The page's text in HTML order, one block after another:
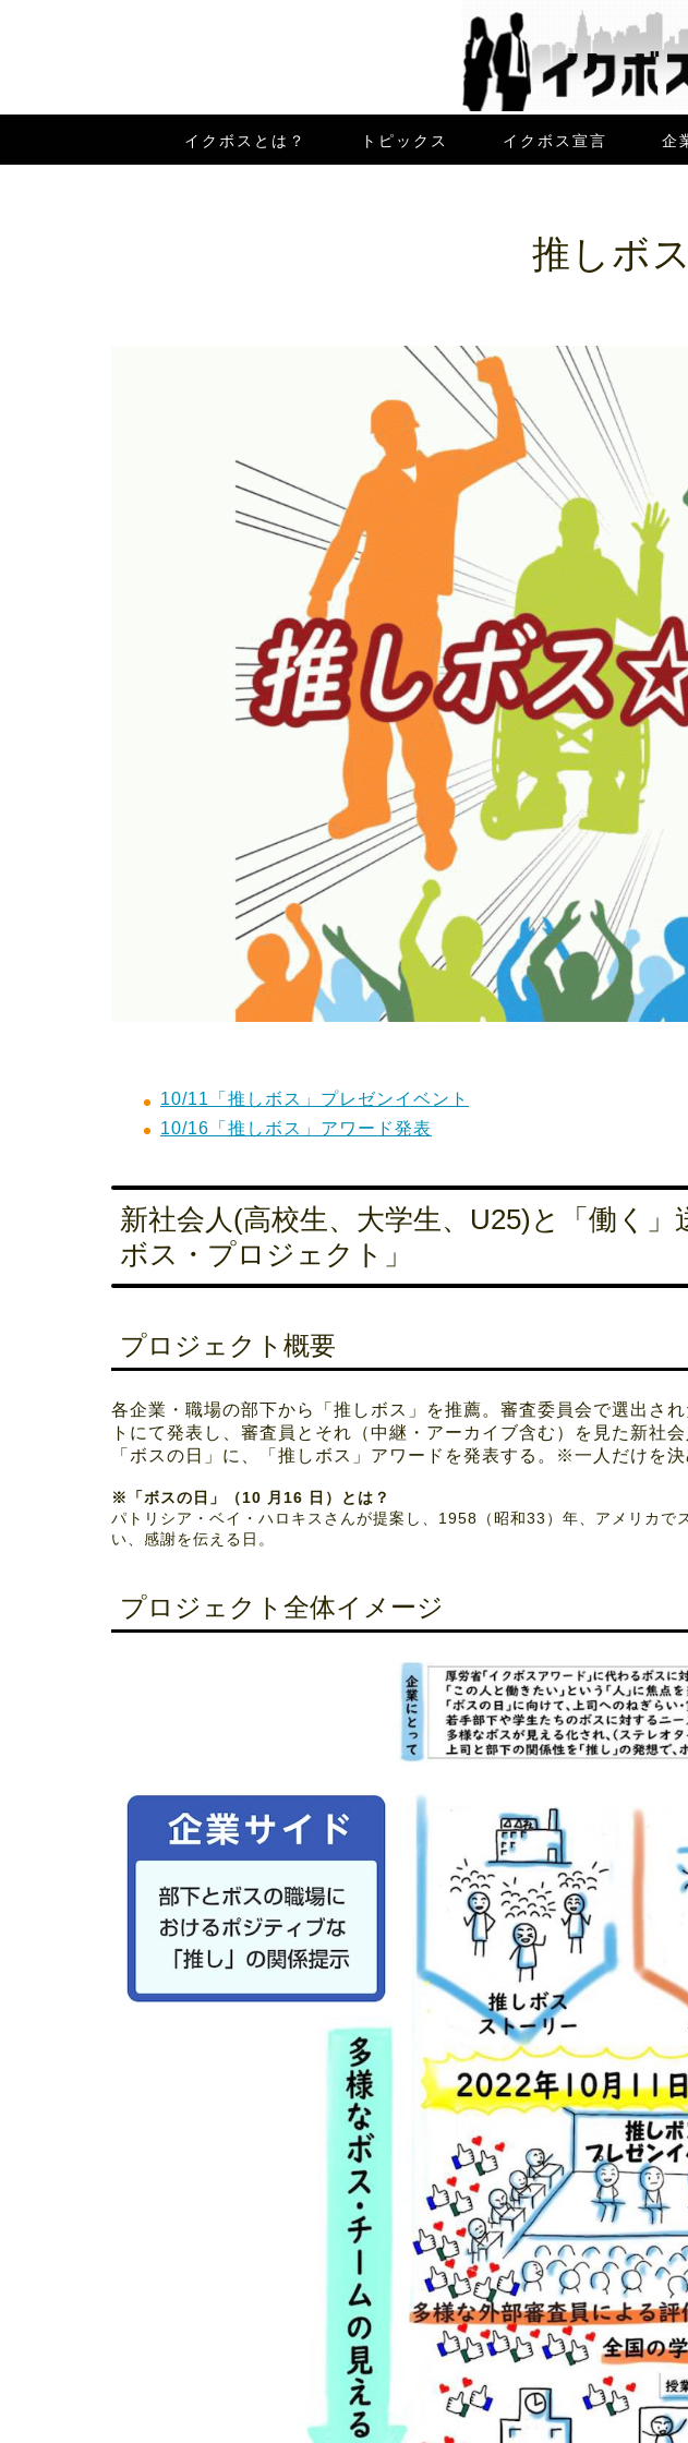
イクボスとは？ トピックス イクボス宣言 企
推しボ
10/11「推しボス」プレゼンイベント
10/16「推しボス」アワード発表
新社会人(高校生、大学生、U25)と「働く
ボス・プロジェクト」
プロジェクト概要
各企業・職場の部下から「推しボス」を推薦。審査委員会で選出さ
トにて発表し、審査員とそれ（中継・アーカイブ含む）を見た新社
「ボスの日」に、「推しボス」アワードを発表する。※一人だけを
※「ボスの日」（10 月16 日）とは？
パトリシア・ベイ・ハロキスさんが提案し、1958（昭和33）年、アメリカ
い、感謝を伝える日。
プロジェクト全体イメージ